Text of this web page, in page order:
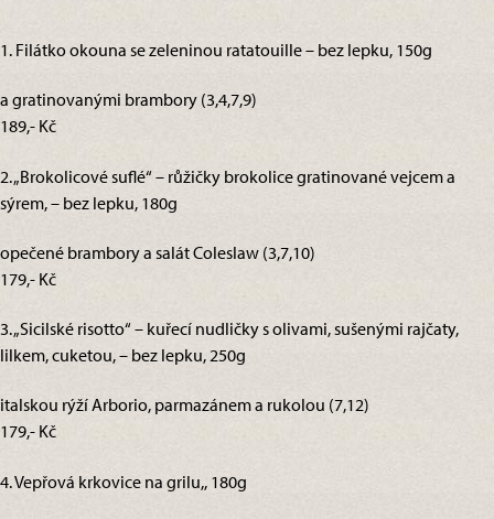
1. Filátko okouna se zeleninou ratatouille – bez lepku, 150g
a gratinovanými brambory (3,4,7,9)
189,- Kč
2. „Brokolicové suflé“ – růžičky brokolice gratinované vejcem a
sýrem, – bez lepku, 180g
opečené brambory a salát Coleslaw (3,7,10)
179,- Kč
3. „Sicilské risotto“ – kuřecí nudličky s olivami, sušenými rajčaty,
lilkem, cuketou, – bez lepku, 250g
italskou rýží Arborio, parmazánem a rukolou (7,12)
179,- Kč
4. Vepřová krkovice na grilu,, 180g